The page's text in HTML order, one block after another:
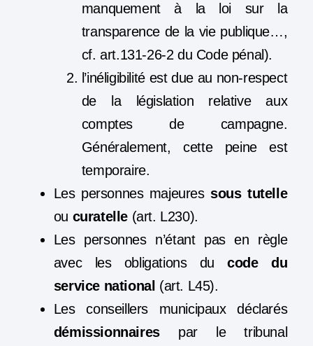
manquement à la loi sur la
transparence de la vie publique…,
cf. art.131-26-2 du Code pénal).
l’inéligibilité est due au non-respect
de la législation relative aux
comptes de campagne.
Généralement, cette peine est
temporaire.
Les personnes majeuressous tutelle
ou curatelle (art. L230).
Les personnes n’étant pas en règle
avec les obligations ducode du
service national (art. L45).
Les conseillers municipaux déclarés
démissionnairespar le tribunal